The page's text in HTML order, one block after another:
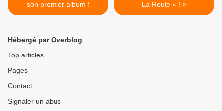
son premier album !
La Route » ! >
Hébergé par Overblog
Top articles
Pages
Contact
Signaler un abus